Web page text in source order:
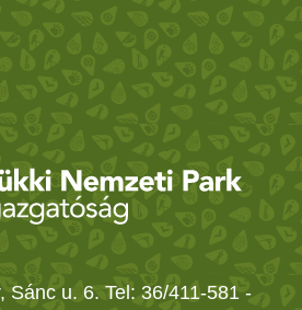
Sánc u. 6. Tel: 36/411-581 -